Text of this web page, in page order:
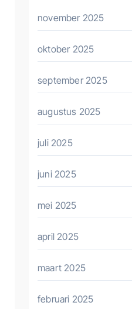
november 2025
oktober 2025
september 2025
augustus 2025
juli 2025
juni 2025
mei 2025
april 2025
maart 2025
februari 2025